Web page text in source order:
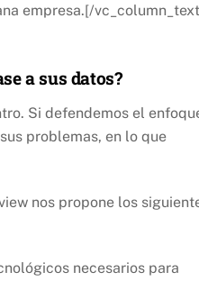
empresa.[/
a sus datos?
Si defendemos el
problemas, en lo que
nos propone los
necesarios para